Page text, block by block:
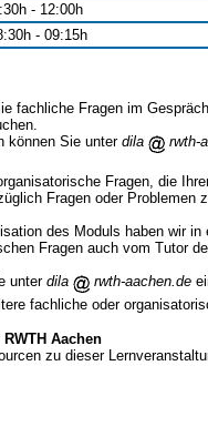
- 12:00h
- 09:15h
fachliche Fragen im
können Sie unterdila rwth-
Fragen, die
Fragen oder
des Moduls haben wir in
Fragen auch vom Tutor
unter dila rwth-aachen.de
fachliche oder
Aachen
zu dieser